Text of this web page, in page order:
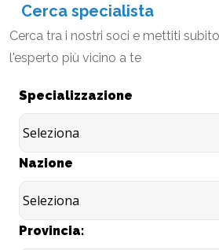
Cerca specialista
Cerca tra i nostri soci e mettiti
l'esperto più vicino a te
Specializzazione
Nazione
Provincia: